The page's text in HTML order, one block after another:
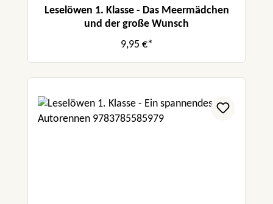
Leselöwen 1. Klasse - Das Meermädchen
und der große Wunsch
9,95 €*